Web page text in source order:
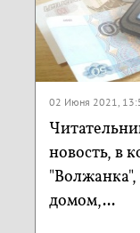
02 Июня 2021,
новость, в
"Волжанка",
домом,...